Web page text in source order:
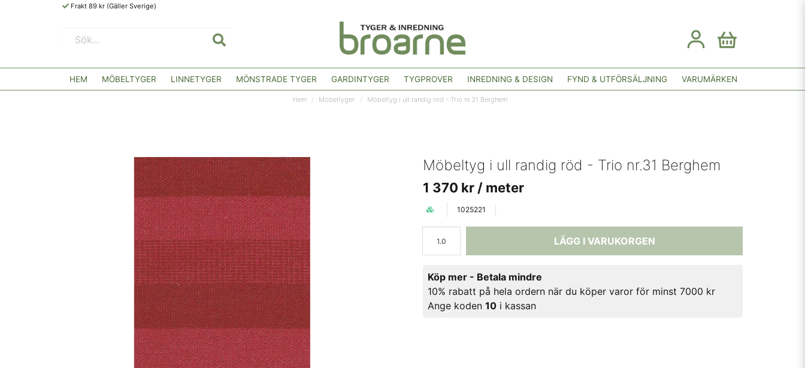
Frakt 89 kr (Gäller Sverige)
HEM MÖBELTYGER LINNETYGER MÖNSTRADE TYGER GARDINTYGER TYGPROVER INREDNING & DESIGN FYND & UTFÖRSÄLJNING VARUMÄRKEN
Hem Möbeltyger Möbeltyg i ull randig röd - Trio nr.31 Berghem
Möbeltyg i ull randig röd - Trio nr.31 Berghem
1 370 kr / meter
1025221
LÄGG I VARUKORGEN
Köp mer - Betala mindre
10% rabatt på hela ordern när du köper varor för minst 7000 kr
Ange koden10 i kassan